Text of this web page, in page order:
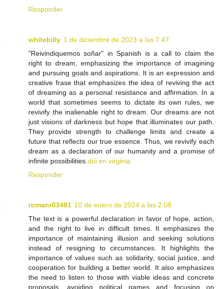
Responder
whitebilly 1 de diciembre de 2023 a las 7:47
"Reivindiquemos soñar" in Spanish is a call to claim the
right to dream, emphasizing the importance of imagining
and pursuing goals and aspirations. It is an expression and
creative frase that emphasizes the idea of reviving the act
of dreaming as a personal resistance and affirmation. In a
world that sometimes seems to dictate its own rules, we
revivify the inalienable right to dream. Our dreams are not
just visions of darkness but hope that illuminates our path.
They provide strength to challenge limits and create a
future that reflects our true essence. Thus, we revivify each
dream as a declaration of our humanity and a promise of
infinite possibilities. dui en virginia
Responder
romanr03481 10 de enero de 2024 a las 2:08
The text is a powerful declaration in favor of hope, action,
and the right to live in difficult times. It emphasizes the
importance of maintaining illusion and seeking solutions
instead of resigning to circumstances. It highlights the
importance of values such as solidarity, social justice, and
cooperation for building a better world. It also emphasizes
the need to listen to those with viable ideas and concrete
proposals, avoiding political games and focusing on